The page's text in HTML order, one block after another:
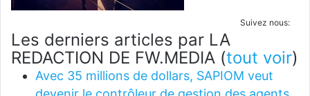
Suivez nous:
Les derniers articles par LA
REDACTION DE FW.MEDIA (tout voir)
Avec 35 millions de dollars, SAPIOM veut